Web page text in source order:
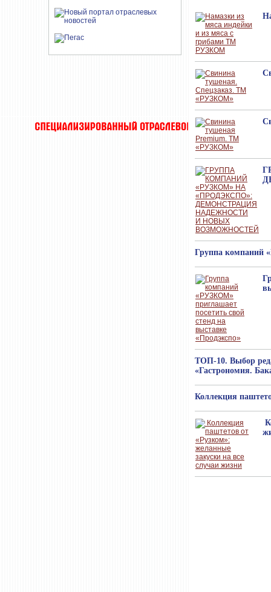
Группа компаний
ТОП-10. Выбор
«Гастрономия.
Коллекция